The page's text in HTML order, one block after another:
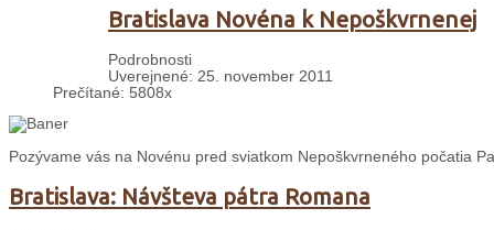
Bratislava Novéna k Nepoškvrnenej
Podrobnosti
Uverejnené: 25. november 2011
Prečítané: 5808x
Pozývame vás na Novénu pred sviatkom Nepoškvrneného počatia
Bratislava: Návšteva pátra Romana